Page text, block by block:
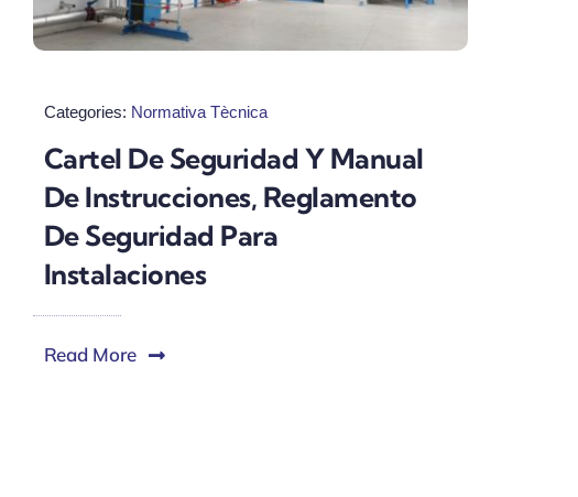
Categories: Normativa Tècnica
Cartel De Seguridad Y Manual
De Instrucciones, Reglamento
De Seguridad Para
Instalaciones
Read More